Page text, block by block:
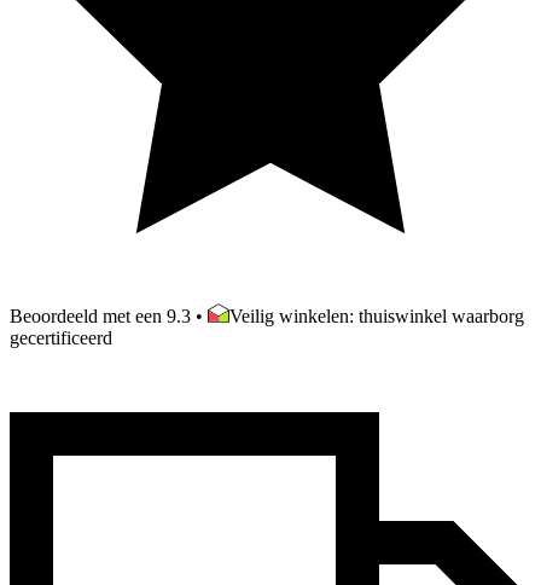
Beoordeeld met een 9.3 •
Veilig winkelen: thuiswinkel waarborg
gecertificeerd